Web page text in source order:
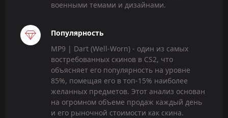
военными темами и дизайнами.
Популярность
MP9 | Dart (Well-Worn) - один из самых
востребованных скинов в CS2, что
объясняет его популярность на уровне
85%, помещая его в топ-15% наиболее
желанных предметов. Этот анализ основан
на огромном объеме продаж каждый день
и его рыночной стоимости как скина.